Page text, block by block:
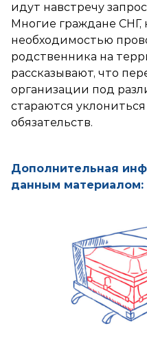
идут навстречу
Многие граждане СНГ,
необходимостью
родственника на
рассказывают, что
организации под
стараются
обязательств.
Дополнительная
данным материалом: